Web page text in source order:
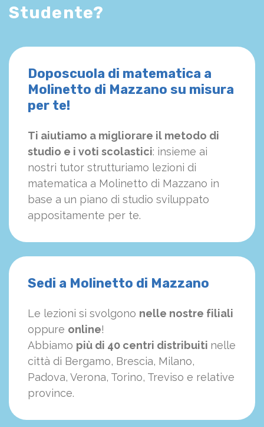
Studente?
Doposcuola di matematica a
Molinetto di Mazzano su misura
per te!
Ti aiutiamo a migliorare il metodo di
studio e i voti scolastici: insieme ai
nostri tutor strutturiamo lezioni di
matematica a Molinetto di Mazzano in
base a un piano di studio sviluppato
appositamente per te.
Sedi a Molinetto di Mazzano
Le lezioni si svolgono nelle nostre filiali
oppure online!
Abbiamo più di 40 centri distribuiti nelle
città di Bergamo, Brescia, Milano,
Padova, Verona, Torino, Treviso e relative
province.